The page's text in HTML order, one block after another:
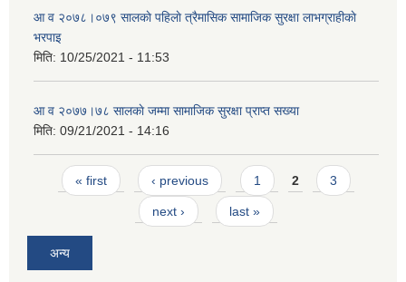
आ व २०७८।०७९ सालकाे पहिलाे त्रैमासिक सामाजिक सुरक्षा लाभग्राहीकाे
भरपाइ
मिति: 10/25/2021 - 11:53
आ व २०७७।७८ सालकाे जम्मा सामाजिक सुरक्षा प्राप्त सख्या
मिति: 09/21/2021 - 14:16
Pages
« first ‹ previous 1 2 3
next › last »
अन्य